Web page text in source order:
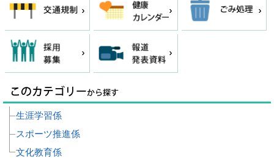
生涯学習係
スポーツ推進係
文化教育係